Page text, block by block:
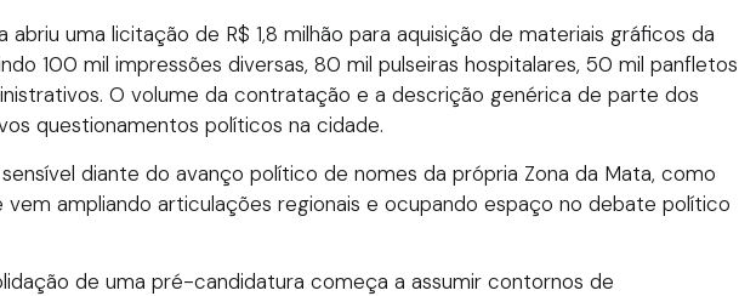
uma licitação de R$ 1,8 milhão para aquisição de materiais gráficos da
100 mil impressões diversas, 80 mil pulseiras hospitalares, 50 mil panfletos
O volume da contratação e a descrição genérica de parte dos
questionamentos políticos na cidade.
diante do avanço político de nomes da própria Zona da Mata, como
vem ampliando articulações regionais e ocupando espaço no debate político
de uma pré-candidatura começa a assumir contornos de